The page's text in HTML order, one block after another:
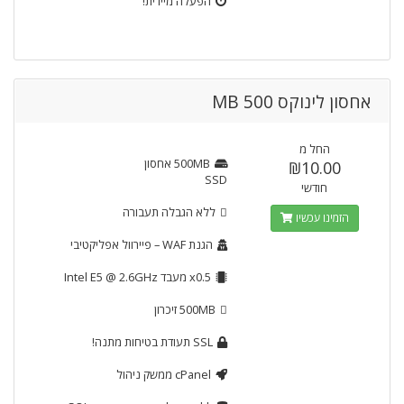
אחסון לינוקס 500 MB
500MB אחסון
SSD
ללא הגבלה תעבורה
הגנת WAF
– פיירוול אפליקטיבי
x0.5 מעבד Intel E5 @ 2.6GHz
500MBזיכרון
SSL תעודת בטיחות מתנה!
cPanel ממשק ניהול
החל מ
₪10.00
חודשי
הזמינו עכשיו